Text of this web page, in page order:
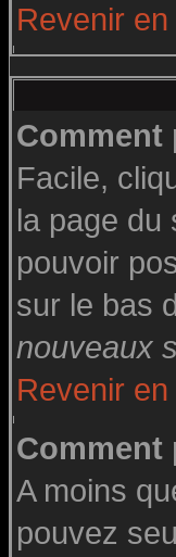
Revenir
Comment
Facile,
la page du
pouvoir
sur le bas
nouveaux
Revenir
Comment
A moins
pouvez